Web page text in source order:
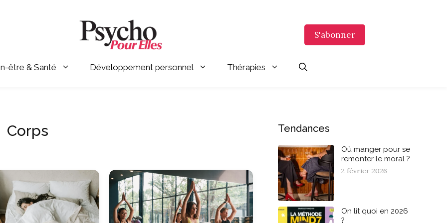
être & Santé Développement personnel Thérapies
S'abonner
Corps Tendances
Où manger pour se
remonter le moral ?
2 février 2026
On lit quoi en 2026
?